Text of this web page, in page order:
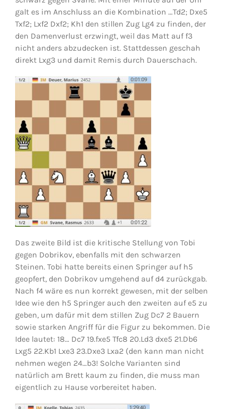
Jugendschach
Kontakt
galt es im Anschluss an die Kombination …Td2; Dxe5
Txf2; Lxf2 Dxf2; Kh1 den stillen Zug Lg4 zu finden, der
den Damenverlust erzwingt, weil das Matt auf f3
nicht anders abzudecken ist. Stattdessen geschah
direkt Lxg3 und damit Remis durch Dauerschach.
Das zweite Bild ist die kritische Stellung von Tobi
gegen Dobrikov, ebenfalls mit den schwarzen
Steinen. Tobi hatte bereits einen Springer auf h5
geopfert, den Dobrikov umgehend auf d4 zurückgab.
Nach f4 wäre es nun korrekt gewesen, mit der selben
Idee wie den h5 Springer auch den zweiten auf e5 zu
geben, um dafür mit dem stillen Zug Dc7 2 Bauern
sowie starken Angriff für die Figur zu bekommen. Die
Idee lautet: 18… Dc7 19.fxe5 Tfc8 20.Ld3 dxe5 21.Db6
Lxg5 22.Kb1 Lxe3 23.Dxe3 Lxa2 (den kann man nicht
nehmen wegen 24…b3! Solche Varianten sind
natürlich am Brett kaum zu finden, die muss man
eigentlich zu Hause vorbereitet haben.